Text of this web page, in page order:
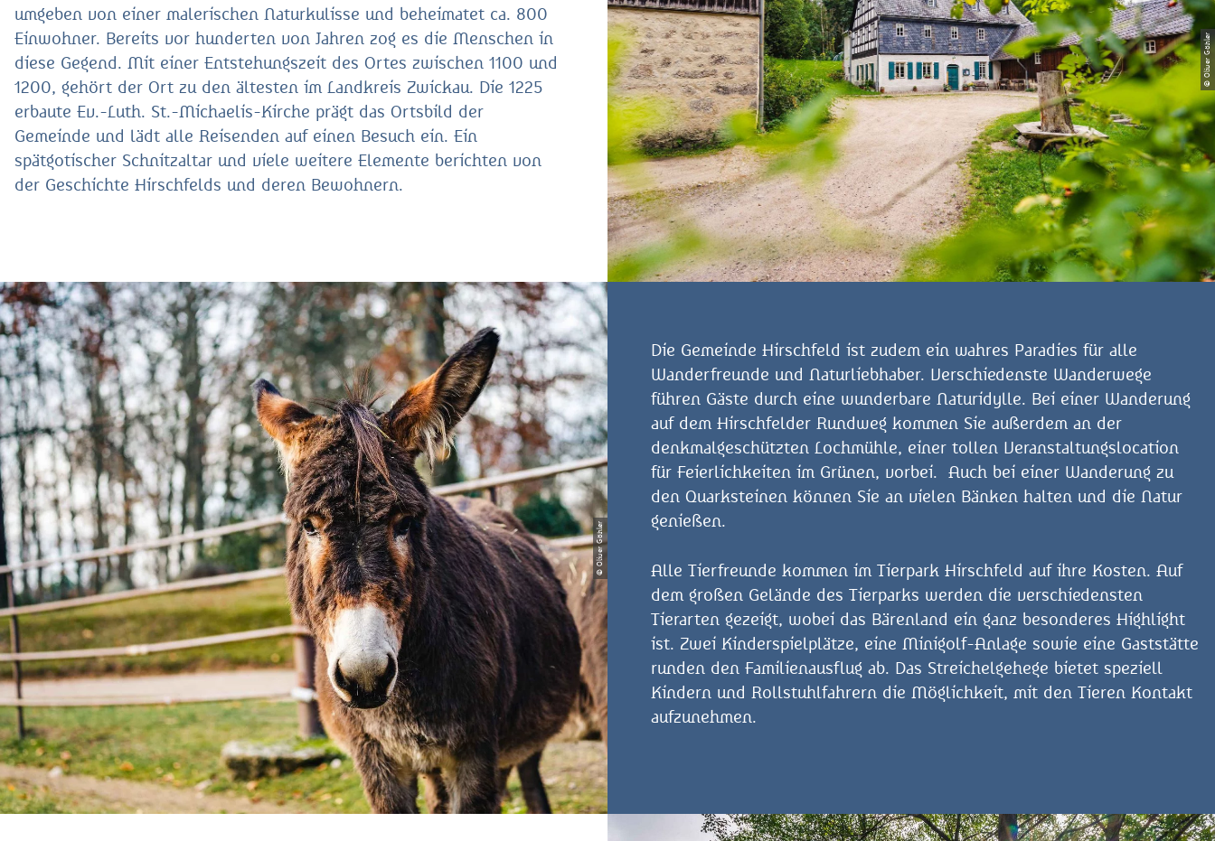
umgeben von einer malerischen Naturkulisse und beheimatet ca. 800
Einwohner. Bereits vor hunderten von Jahren zog es die Menschen in
diese Gegend. Mit einer Entstehungszeit des Ortes zwischen 1100 und
1200, gehört der Ort zu den ältesten im Landkreis Zwickau. Die 1225
erbaute Ev.-Luth. St.-Michaelis-Kirche prägt das Ortsbild der
Gemeinde und lädt alle Reisenden auf einen Besuch ein. Ein
spätgotischer Schnitzaltar und viele weitere Elemente berichten von
der Geschichte Hirschfelds und deren Bewohnern.
© Oliver Göhler
© Oliver Göhler
Die Gemeinde Hirschfeld ist zudem ein wahres Paradies für alle
Wanderfreunde und Naturliebhaber. Verschiedenste Wanderwege
führen Gäste durch eine wunderbare Naturidylle. Bei einer Wanderung
auf dem Hirschfelder Rundweg kommen Sie außerdem an der
denkmalgeschützten Lochmühle, einer tollen Veranstaltungslocation
für Feierlichkeiten im Grünen, vorbei. Auch bei einer Wanderung zu
den Quarksteinen können Sie an vielen Bänken halten und die Natur
genießen.
Alle Tierfreunde kommen im Tierpark Hirschfeld auf ihre Kosten. Auf
dem großen Gelände des Tierparks werden die verschiedensten
Tierarten gezeigt, wobei das Bärenland ein ganz besonderes Highlight
ist. Zwei Kinderspielplätze, eine Minigolf-Anlage sowie eine Gaststätte
runden den Familienausflug ab. Das Streichelgehege bietet speziell
Kindern und Rollstuhlfahrern die Möglichkeit, mit den Tieren Kontakt
aufzunehmen.